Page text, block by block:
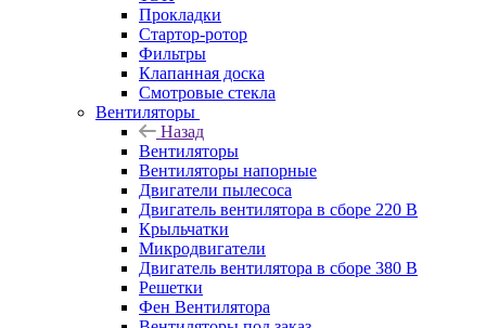
Прокладки
Стартор-ротор
Фильтры
Клапанная доска
Смотровые стекла
Вентиляторы
Назад
Вентиляторы
Вентиляторы напорные
Двигатели пылесоса
Двигатель вентилятора в сборе 220 В
Крыльчатки
Микродвигатели
Двигатель вентилятора в сборе 380 В
Решетки
Фен Вентилятора